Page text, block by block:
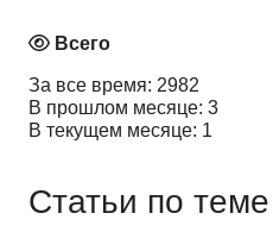
Всего
За все время: 2982
В прошлом месяце: 3
В текущем месяце: 1
Статьи по теме